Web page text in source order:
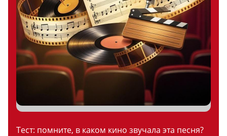
Тест: помните, в каком кино звучала эта песня?